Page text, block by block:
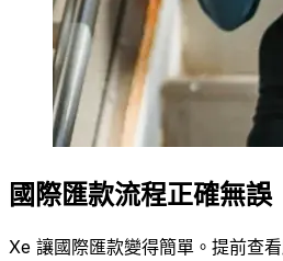
國際匯款流程正確無誤
Xe 讓國際匯款變得簡單。提前查